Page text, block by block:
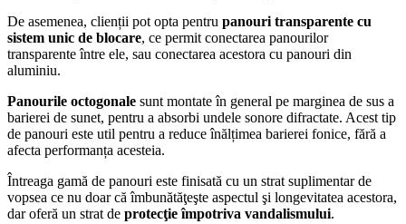
De asemenea, clienții pot opta pentru panouri transparente cu
sistem unic de blocare, ce permit conectarea panourilor
transparente între ele, sau conectarea acestora cu panouri din
aluminiu.
Panourile octogonale sunt montate în general pe marginea de sus a
barierei de sunet, pentru a absorbi undele sonore difractate. Acest tip
de panouri este util pentru a reduce înălțimea barierei fonice, fără a
afecta performanța acesteia.
Întreaga gamă de panouri este finisată cu un strat suplimentar de
vopsea ce nu doar că îmbunătăţeşte aspectul şi longevitatea acestora,
dar oferă un strat de protecţie împotriva vandalismului.